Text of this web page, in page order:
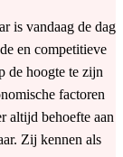
is vandaag de dag
en competitieve
de hoogte te zijn
factoren
altijd behoefte aan
Zij kennen als